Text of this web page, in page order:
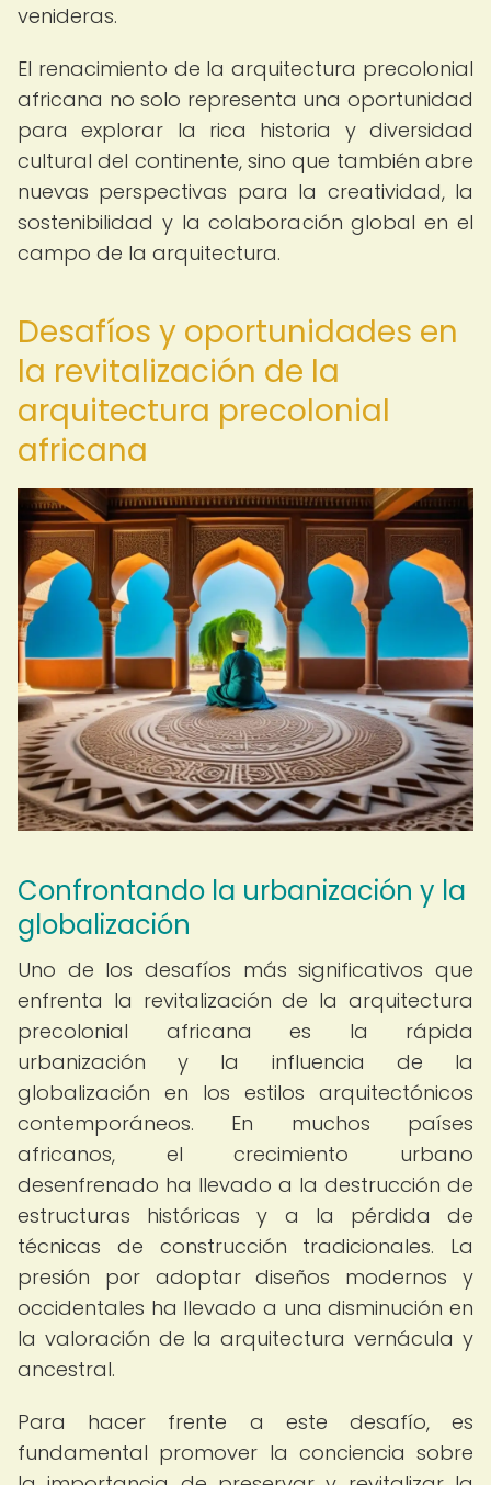
venideras.
El renacimiento de la arquitectura precolonial
africana no solo representa una oportunidad
para explorar la rica historia y diversidad
cultural del continente, sino que también abre
nuevas perspectivas para la creatividad, la
sostenibilidad y la colaboración global en el
campo de la arquitectura.
Desafíos y oportunidades en
la revitalización de la
arquitectura precolonial
africana
Confrontando la urbanización y la
globalización
Uno de los desafíos más significativos que
enfrenta la revitalización de la arquitectura
precolonial africana es la rápida
urbanización y la influencia de la
globalización en los estilos arquitectónicos
contemporáneos. En muchos países
africanos, el crecimiento urbano
desenfrenado ha llevado a la destrucción de
estructuras históricas y a la pérdida de
técnicas de construcción tradicionales. La
presión por adoptar diseños modernos y
occidentales ha llevado a una disminución en
la valoración de la arquitectura vernácula y
ancestral.
Para hacer frente a este desafío, es
fundamental promover la conciencia sobre